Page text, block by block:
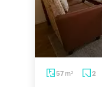
57 m2 2